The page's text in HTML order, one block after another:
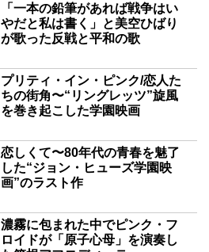
「一本の鉛筆があれば戦争はい
やだと私は書く」と美空ひばり
が歌った反戦と平和の歌
プリティ・イン・ピンク/恋人た
ちの街角〜“リングレッツ”旋風
を巻き起こした学園映画
恋しくて〜80年代の青春を魅了
した“ジョン・ヒューズ学園映
画”のラスト作
濃霧に包まれた中でピンク・フ
ロイドが「原子心母」を演奏し